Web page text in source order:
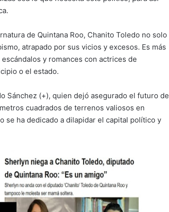
de Quintana Roo, Chanito Toledo no solo
atrapado por sus vicios y excesos. Es más
y romances con actrices de
o el estado.
Sánchez (+), quien dejó asegurado el futuro de
cuadrados de terrenos valiosos en
se ha dedicado a dilapidar el capital político y